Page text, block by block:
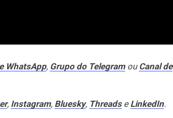
WhatsApp, Grupo do Telegram ou Canal de
, Instagram, Bluesky, Threadse LinkedIn.